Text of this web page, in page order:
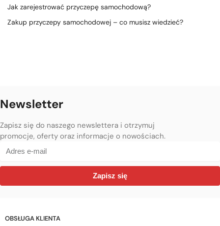
Jak zarejestrować przyczepę samochodową?
Zakup przyczepy samochodowej – co musisz wiedzieć?
Newsletter
Zapisz się do naszego newslettera i otrzymuj
promocje, oferty oraz informacje o nowościach.
Zapisz się
OBSŁUGA KLIENTA